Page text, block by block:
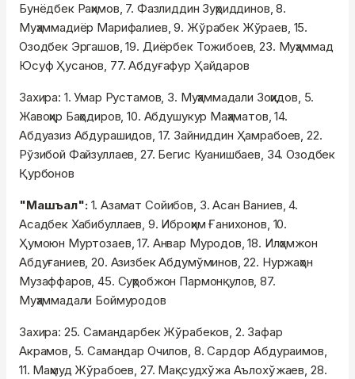
Бунёдбек Раҳимов, 7. Фазлиддин Зуҳриддинов, 8.
Муҳаммадиёр Марифалиев, 9. Жўрабек Жўраев, 15.
Озодбек Эргашов, 19. Диёрбек Тожибоев, 23. Муҳаммад
Юсуф Ҳусанов, 77. Абдуғафур Ҳайдаров
Захира: 1. Умар Рустамов, 3. Муҳаммадали Зоҳидов, 5.
Жавоҳир Баҳодиров, 10. Абдушукур Маҳаматов, 14.
Абдуазиз Абдурашидов, 17. Зайниддин Ҳамрабоев, 22.
Рўзибой Файзуллаев, 27. Бегис Куанишбаев, 34. Озодбек
Қурбонов
"Машъал":1. Азамат Сойибов, 3. Асан Ваниев, 4.
Асадбек Хабибуллаев, 9. Иброҳим Ғанихонов, 10.
Ҳумоюн Муртозаев, 17. Анвар Муродов, 18. Илҳомжон
Абдуғаниев, 20. Азизбек Абдумўминов, 22. Нуржаҳон
Музаффаров, 45. Суҳробжон Пармонқулов, 87.
Муҳаммадали Боймуродов
Захира: 25. Самандарбек Жўрабеков, 2. Зафар
Акрамов, 5. Самандар Очилов, 8. Сардор Абдураимов,
11. Маҳмуд Жўрабоев, 27. Мақсудхўжа Аълохўжаев, 28.